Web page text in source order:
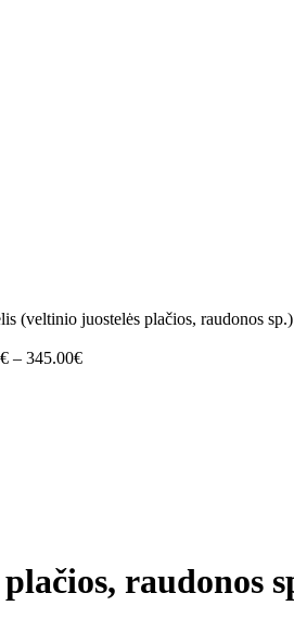
(veltinio juostelės plačios, raudonos
€ – 345.00€
raudonos